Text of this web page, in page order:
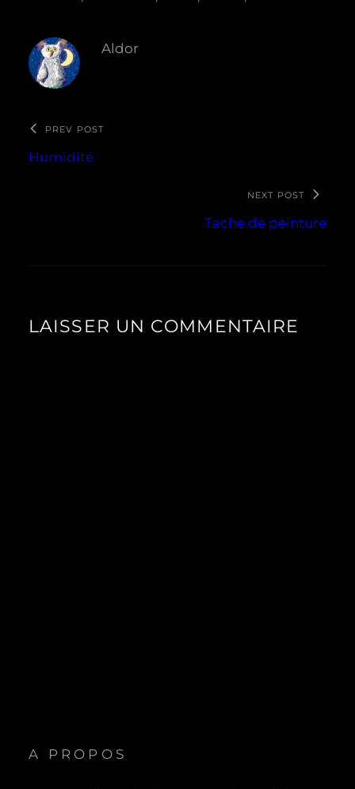
Aldor
PREV POST
Humidité
NEXT POST
Tache de peinture
LAISSER UN COMMENTAIRE
A PROPOS